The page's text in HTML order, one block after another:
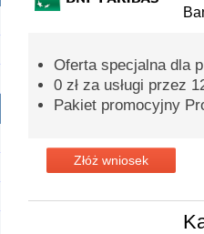
Oferta specjalna dla
0 zł za usługi przez
Pakiet promocyjny
Złóż wniosek